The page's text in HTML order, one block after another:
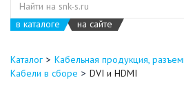
в каталоге на сайте
Каталог
Кабельная продукция,
Кабели в сборе
DVI и HDMI